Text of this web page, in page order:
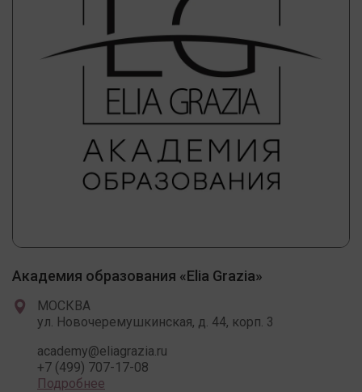
Академия образования «Elia Grazia»
МОСКВА
ул. Новочеремушкинская, д. 44, корп. 3
academy@eliagrazia.ru
+7 (499) 707-17-08
Подробнее